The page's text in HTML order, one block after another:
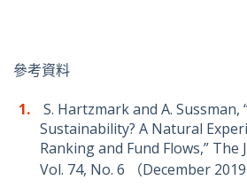
參考資料
S. Hartzmark and A.
Sustainability? A Natural
Ranking and Fund Flows,” The
Vol. 74, No. 6 （December